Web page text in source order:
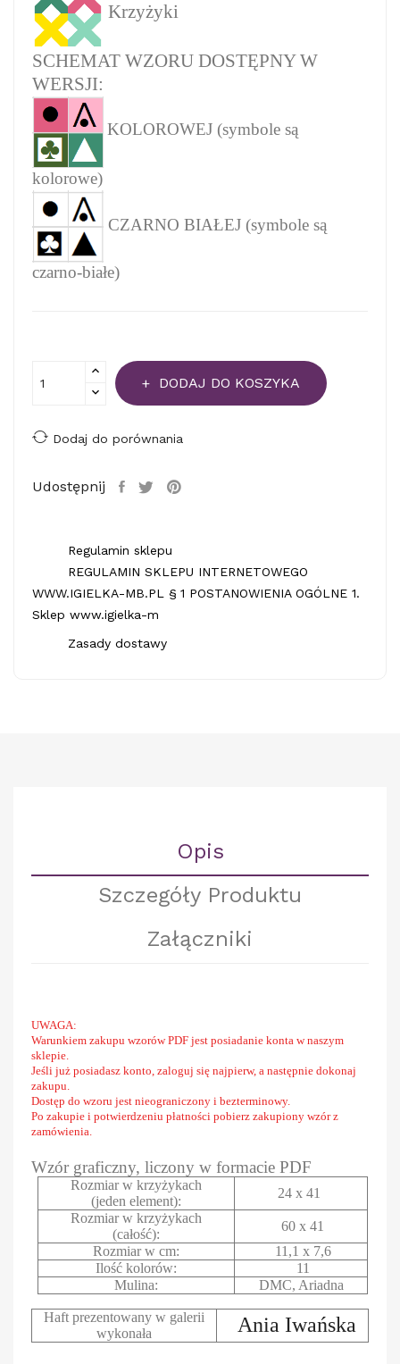
Krzyżyki
SCHEMAT WZORU DOSTĘPNY W
WERSJI:
KOLOROWEJ (symbole są
kolorowe)
CZARNO BIAŁEJ (symbole są
czarno-białe)
DODAJ DO KOSZYKA
Dodaj do porównania
Udostępnij
Regulamin sklepu
REGULAMIN SKLEPU INTERNETOWEGO
WWW.IGIELKA-MB.PL § 1 POSTANOWIENIA OGÓLNE 1.
Sklep www.igielka-m
Zasady dostawy
Opis
Szczegóły Produktu
Załączniki
UWAGA:
Warunkiem zakupu wzorów PDF jest posiadanie konta w naszym
sklepie.
Jeśli już posiadasz konto, zaloguj się najpierw, a następnie dokonaj
zakupu.
Dostęp do wzoru jest nieograniczony i bezterminowy.
Po zakupie i potwierdzeniu płatności pobierz zakupiony wzór z
zamówienia.
Wzór graficzny, liczony w formacie PDF
Rozmiar w krzyżykach
(jeden element):
24 x 41
Rozmiar w krzyżykach
(całość):
60 x 41
Rozmiar w cm:
11,1 x 7,6
Ilość kolorów:
11
Mulina:
DMC, Ariadna
Haft prezentowany w galerii
wykonała
Ania Iwańska